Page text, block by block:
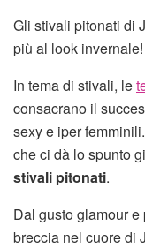
Gli stivali pitonati di
più al look invernale!
In tema di stivali, le
consacrano il
sexy e iper
che ci dà lo spunto
stivali pitonati.
Dal gusto glamour
breccia nel cuore di